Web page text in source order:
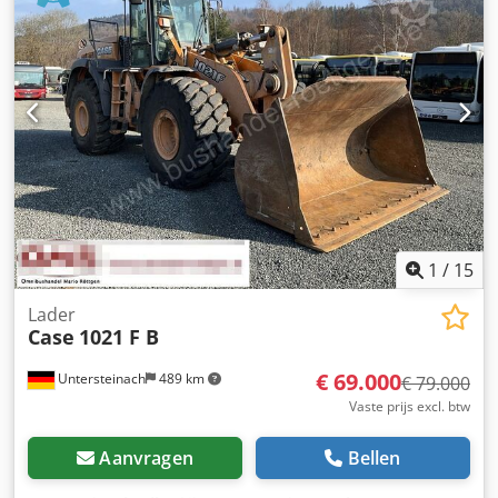
roosters - Schuifblad (hydraulisch opklapbaar) Wij
ondersteunen u graag ook op het gebied van
financiering/leasing met onze partners. Alle gegevens
zonder garantie. Wijzigingen en tussentijdse verkoop
voorbehouden.
1 / 15
Untersteinach 489 km
Lader
Case 1021 F B
€ 69.000€ 79.000
Vaste prijs excl. btw
Aanvragen Bellen